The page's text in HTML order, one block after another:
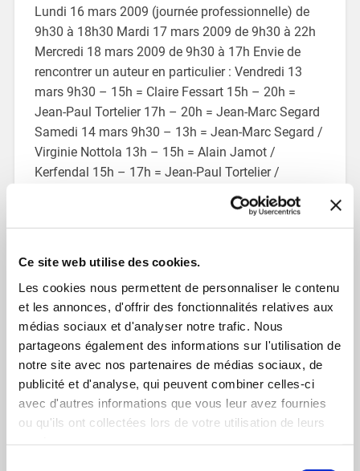
Ce site web utilise des cookies.
Les cookies nous permettent de personnaliser le contenu
et les annonces, d'offrir des fonctionnalités relatives aux
médias sociaux et d'analyser notre trafic. Nous
partageons également des informations sur l'utilisation de
notre site avec nos partenaires de médias sociaux, de
publicité et d'analyse, qui peuvent combiner celles-ci
avec d'autres informations que vous leur avez fournies
ou qu'ils ont collectées lors de votre utilisation de leurs
Lundi 16 mars 2009 (journée professionnelle) de
9h30 à 18h30 Mardi 17 mars 2009 de 9h30 à 22h
Mercredi 18 mars 2009 de 9h30 à 17h Envie de
rencontrer un auteur en particulier : Vendredi 13
mars 9h30 – 15h = Claire Fessart 15h – 20h =
Jean-Paul Tortelier 17h – 20h = Jean-Marc Segard
Samedi 14 mars 9h30 – 13h = Jean-Marc Segard /
Virginie Nottola 13h – 15h = Alain Jamot /
Kerfendal 15h – 17h = Jean-Paul Tortelier /
Kerfendal 17h – 20h = Jean-Paul Tortelier /
Myriam Laffont Dimanche 15 mars 9h30 -13h =
Jean-Paul Tortelier 11h – 15h = Philippe Parrot 12h
18h30 = Anne Cossé Mardi 17 mars 11h – 13h =
Mycha 11h – 15h = Yannick Boutot 15h – 17h =
Armelle Carbonel / Mycha 17h – 22h = Philippe
Parrot Mercredi 18 mars 11h – 13h = Anne Chauvin
13h – 15h =Anne H / Anne Chauvin 15h – 17h =
Armelle Carbonel / Anne H Venez nombreux !
Partager l'article